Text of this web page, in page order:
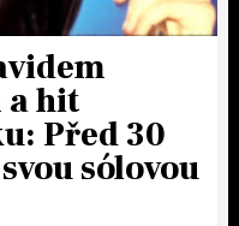
a hit
Před 30
sólovou